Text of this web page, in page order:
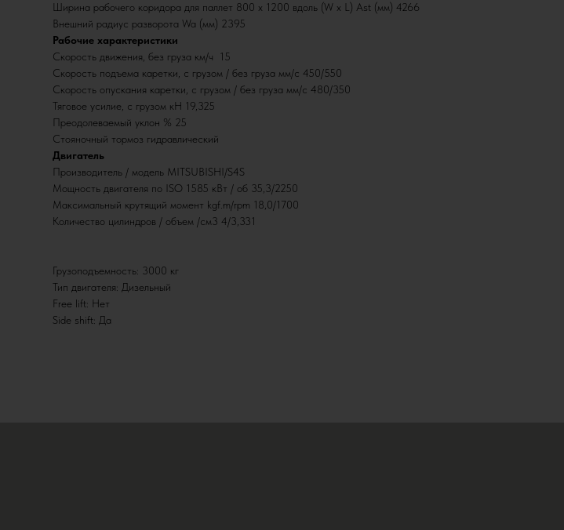
Ширина рабочего коридора для паллет 800 х 1200 вдоль (W x L) Ast (мм) 4266
Внешний радиус разворота Wa (мм) 2395
Рабочие характеристики
Скорость движения, без груза км/ч 15
Скорость подъема каретки, с грузом / без груза мм/с 450/550
Скорость опускания каретки, с грузом / без груза мм/с 480/350
Тяговое усилие, с грузом кН 19,325
Преодолеваемый уклон % 25
Стояночный тормоз гидравлический
Двигатель
Производитель / модель MITSUBISHI/S4S
Мощность двигателя по ISO 1585 кВт / об 35,3/2250
Максимальный крутящий момент kgf.m/rpm 18,0/1700
Количество цилиндров / объем /см3 4/3,331
Грузоподъемность: 3000 кг
Тип двигателя: Дизельный
Free lift: Нет
Side shift: Да